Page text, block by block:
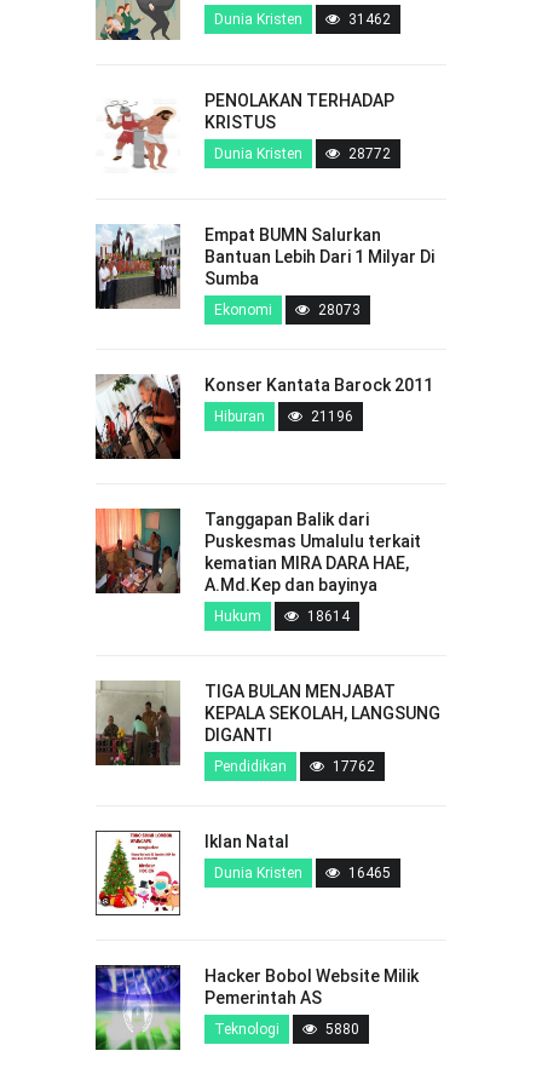
Dunia Kristen 31462
PENOLAKAN TERHADAP
KRISTUS
Dunia Kristen 28772
Empat BUMN Salurkan
Bantuan Lebih Dari 1 Milyar Di
Sumba
Ekonomi 28073
Konser Kantata Barock 2011
Hiburan 21196
Tanggapan Balik dari
Puskesmas Umalulu terkait
kematian MIRA DARA HAE,
A.Md.Kep dan bayinya
Hukum 18614
TIGA BULAN MENJABAT
KEPALA SEKOLAH, LANGSUNG
DIGANTI
Pendidikan 17762
Iklan Natal
Dunia Kristen 16465
Hacker Bobol Website Milik
Pemerintah AS
Teknologi 5880